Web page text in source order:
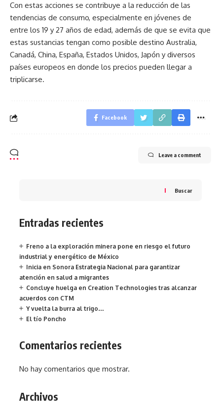
Con estas acciones se contribuye a la reducción de las
tendencias de consumo, especialmente en jóvenes de
entre los 19 y 27 años de edad, además de que se evita que
estas sustancias tengan como posible destino Australia,
Canadá, China, España, Estados Unidos, Japón y diversos
países europeos en donde los precios pueden llegar a
triplicarse.
Facebook
Leave a comment
Buscar
Entradas recientes
Freno a la exploración minera pone en riesgo el futuro
industrial y energético de México
Inicia en Sonora Estrategia Nacional para garantizar
atención en salud a migrantes
Concluye huelga en Creation Technologies tras alcanzar
acuerdos con CTM
Y vuelta la burra al trigo…
El tío Poncho
Comentarios recientes
No hay comentarios que mostrar.
Archivos